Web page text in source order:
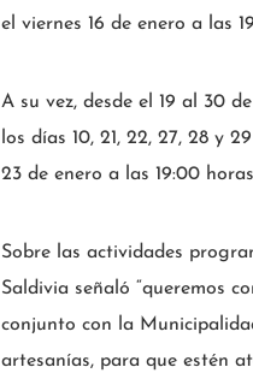
el viernes 16 de enero a las
A su vez, desde el 19 al 30
los días 10, 21, 22, 27, 28 y
23 de enero a las 19:00
Sobre las actividades
Saldivia señaló “queremos
conjunto con la
artesanías, para que estén